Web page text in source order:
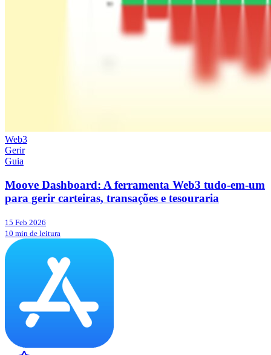
Web3
Gerir
Guia
Moove Dashboard: A ferramenta Web3 tudo-em-um
para gerir carteiras, transações e tesouraria
15 Feb 2026
10 min de leitura